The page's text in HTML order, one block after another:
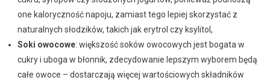
one kaloryczność napoju, zamiast tego lepiej skorzystać z
naturalnych słodzików, takich jak erytrol czy ksylitol,
Soki owocowe: większość soków owocowych jest bogata w
cukry i uboga w błonnik, zdecydowanie lepszym wyborem będą
całe owoce – dostarczają więcej wartościowych składników